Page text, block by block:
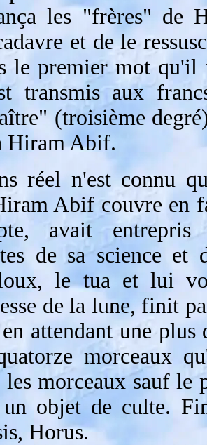
les "frères" de
et de le
le premier mot
transmis aux
(troisième
Hiram Abif.
réel n'est connu
Abif couvre en
avait
de sa science
le tua et lui
de la lune, finit
attendant une
morceaux
morceaux sauf le
objet de culte.
Horus.